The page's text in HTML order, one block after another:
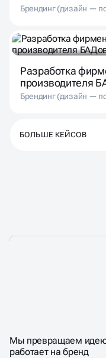
Брендинг (дизайн —
Разработка
производителя
Брендинг (дизайн —
БОЛЬШЕ КЕЙСОВ
ВЛЮБЛЯЕТ
С ПЕРВОГО
Мы превращаем идею
работает на бренд